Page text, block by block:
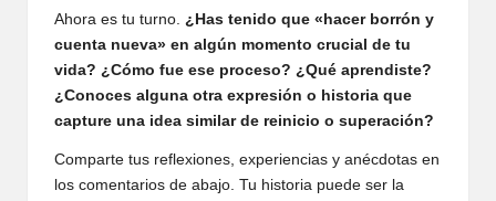
Ahora es tu turno. ¿Has tenido que «hacer borrón y
cuenta nueva» en algún momento crucial de tu
vida? ¿Cómo fue ese proceso? ¿Qué aprendiste?
¿Conoces alguna otra expresión o historia que
capture una idea similar de reinicio o superación?
Comparte tus reflexiones, experiencias y anécdotas en
los comentarios de abajo. Tu historia puede ser la